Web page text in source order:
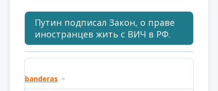
Путин подписал Закон, о праве
иностранцев жить с ВИЧ в РФ.
banderas